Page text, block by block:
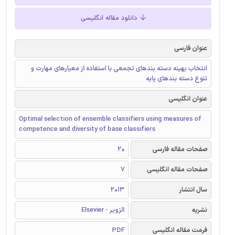
دانلود مقاله انگلیسی
عنوان فارسی
انتخاب بهینه دسته بندهای تجمعی با استفاده از معیارهای مهارت و
تنوع دسته بندهای پایه
عنوان انگلیسی
Optimal selection of ensemble classifiers using measures of
competence and diversity of base classifiers
صفحات مقاله فارسی
20
صفحات مقاله انگلیسی
7
سال انتشار
2013
نشریه
الزویر - Elsevier
فرمت مقاله انگلیسی
PDF